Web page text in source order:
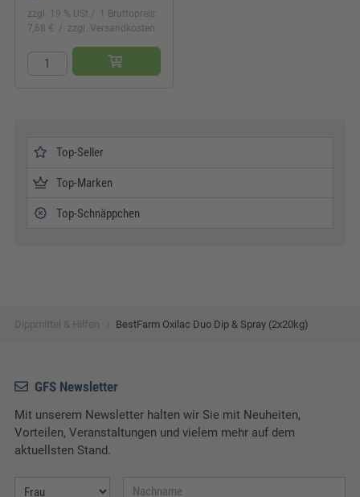
zzgl. 19 % USt
1 Bruttopreis:
7,68 €
zzgl. Versandkosten
Top-Seller
Top-Marken
Top-Schnäppchen
Dippmittel & Hilfen BestFarm Oxilac Duo Dip & Spray (2x20kg)
GFS Newsletter
Mit unserem Newsletter halten wir Sie mit Neuheiten,
Vorteilen, Veranstaltungen und vielem mehr auf dem
aktuellsten Stand.